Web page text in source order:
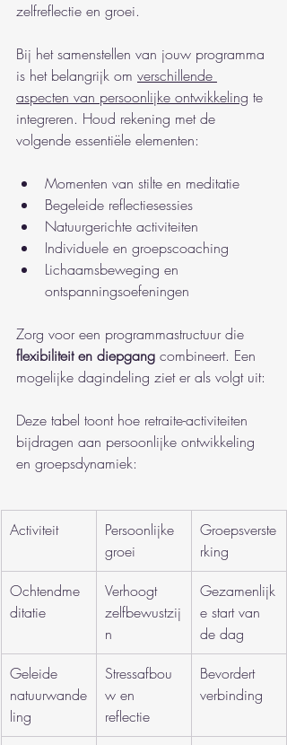
zelfreflectie en groei.
Bij het samenstellen van jouw programma
is het belangrijk om verschillende
aspecten van persoonlijke ontwikkeling te
integreren. Houd rekening met de
volgende essentiële elementen:
Momenten van stilte en meditatie
Begeleide reflectiesessies
Natuurgerichte activiteiten
Individuele en groepscoaching
Lichaamsbeweging en
ontspanningsoefeningen
Zorg voor een programmastructuur die
flexibiliteit en diepgang combineert. Een
mogelijke dagindeling ziet er als volgt uit:
Deze tabel toont hoe retraite-activiteiten
bijdragen aan persoonlijke ontwikkeling
en groepsdynamiek:
Activiteit
Persoonlijke
groei
Groepsverste
rking
Ochtendme
ditatie
Verhoogt
zelfbewustzij
n
Gezamenlijk
e start van
de dag
Geleide
natuurwande
ling
Stressafbou
w en
reflectie
Bevordert
verbinding